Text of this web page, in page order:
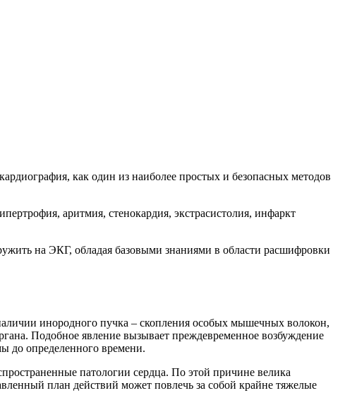
как один из наиболее простых и безопасных методов
аритмия, стенокардия, экстрасистолия, инфаркт
на ЭКГ, обладая базовыми знаниями в области расшифровки
инородного пучка – скопления особых мышечных волокон,
Подобное явление вызывает преждевременное возбуждение
до определенного времени.
патологии сердца. По этой причине велика
план действий может повлечь за собой крайне тяжелые